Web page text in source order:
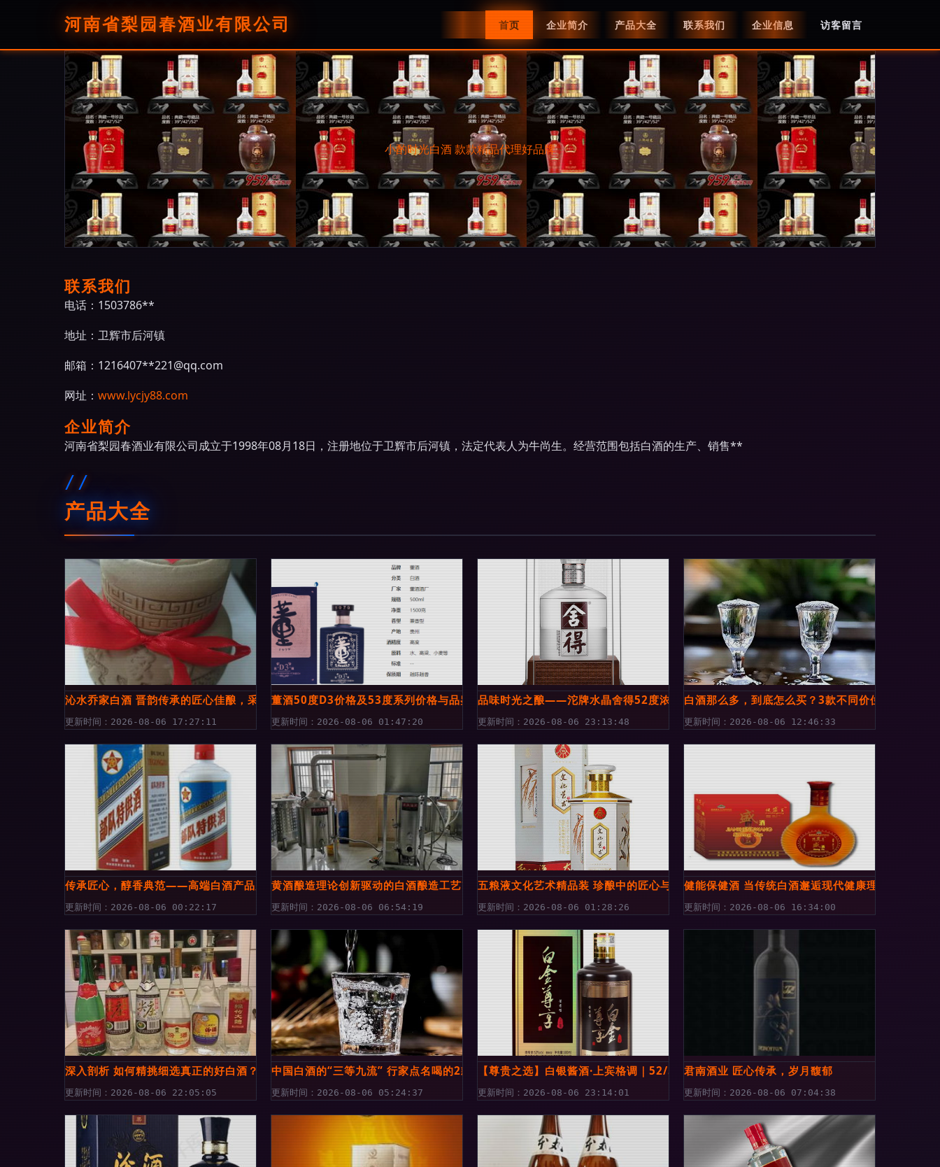
河南省梨园春酒业有限公司 首页 企业简介 产品大全 联系我们 企业信息 访客留言
小酌时光白酒 款款精品代理好品牌
联系我们
电话：1503786**
地址：卫辉市后河镇
邮箱：1216407**221@qq.com
网址： www.lycjy88.com
企业简介
河南省梨园春酒业有限公司成立于1998年08月18日，注册地位于卫辉市后河镇，法定代表人为牛尚生。经营范围包括白酒的生产、销售**
产品大全
沁水乔家白酒 晋韵传承的匠心佳酿，采购必读指南
更新时间：2026-08-06 17:27:11
董酒50度D3价格及53度系列价格与品鉴指南
更新时间：2026-08-06 01:47:20
品味时光之酿——沱牌水晶舍得52度浓香型单瓶装深度解析
更新时间：2026-08-06 23:13:48
白酒那么多，到底怎么买？3款不同价位精品酒，
更新时间：2026-08-06 12:46:33
传承匠心，醇香典范——高端白酒产品展示
更新时间：2026-08-06 00:22:17
黄酒酿造理论创新驱动的白酒酿造工艺改革
更新时间：2026-08-06 06:54:19
五粮液文化艺术精品装 珍酿中的匠心与时光沉淀
更新时间：2026-08-06 01:28:26
健能保健酒 当传统白酒邂逅现代健康理念
更新时间：2026-08-06 16:34:00
深入剖析 如何精挑细选真正的好白酒？资深酒友的真实学问全揭密.
更新时间：2026-08-06 22:05:05
中国白酒的“三等九流” 行家点名喝的2款平价好酒
更新时间：2026-08-06 05:24:37
【尊贵之选】白银酱酒·上宾格调｜52/53度纯粮食酱香型白酒（500ML单瓶装）品味时光酝
更新时间：2026-08-06 23:14:01
君南酒业 匠心传承，岁月馥郁
更新时间：2026-08-06 07:04:38